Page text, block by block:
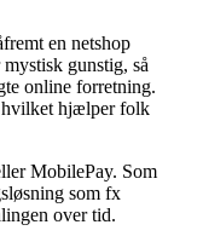
en netshop
gunstig, så
online forretning.
hvilket hjælper folk
MobilePay. Som
som fx
over tid.